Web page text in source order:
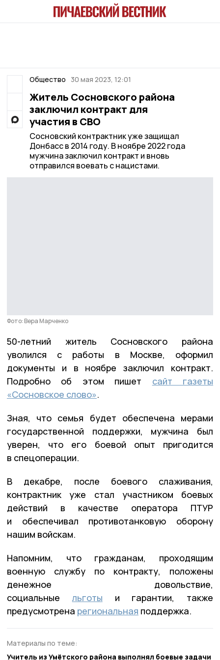
Общество 30 мая 2023, 12:01
Житель Сосновского района
заключил контракт для
участия в СВО
Сосновский контрактник уже защищал
Донбасс в 2014 году. В ноябре 2022 года
мужчина заключил контракт и вновь
отправился воевать с нацистами.
Фото: Вера Марченко
50-летний житель Сосновского района
уволился с работы в Москве, оформил
документы и в ноябре заключил контракт.
Подробно об этом пишет сайт газеты
«Сосновское слово».
Зная, что семья будет обеспечена мерами
государственной поддержки, мужчина был
уверен, что его боевой опыт пригодится
в спецоперации.
В декабре, после боевого слаживания,
контрактник уже стал участником боевых
действий в качестве оператора ПТУР
и обеспечивал противотанковую оборону
нашим войскам.
Напомним, что гражданам, проходящим
военную службу по контракту, положены
денежное довольствие,
социальные льготы и гарантии, также
предусмотрена региональная поддержка.
Материалы по теме:
Учитель из Умётского района выполнял боевые задачи